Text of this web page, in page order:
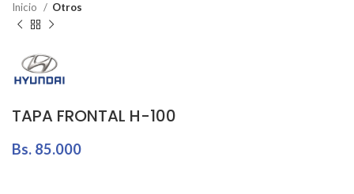
Inicio Otros
TAPA FRONTAL H-100
Bs. 85.000